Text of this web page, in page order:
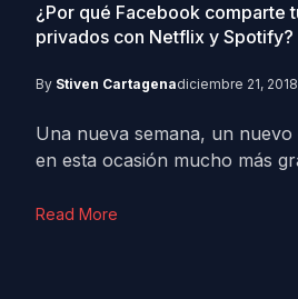
¿Por qué Facebook comparte
privados con Netflix y Spotify?
By Stiven Cartagenadiciembre 21, 2018
Una nueva semana, un nuevo
en esta ocasión mucho más
Read More